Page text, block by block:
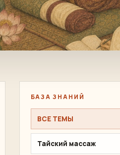
БАЗА ЗНАНИЙ
ВСЕ ТЕМЫ
Тайский массаж